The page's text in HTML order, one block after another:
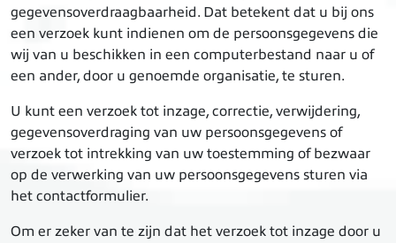
gegevensoverdraagbaarheid. Dat betekent dat u bij ons
een verzoek kunt indienen om de persoonsgegevens die
wij van u beschikken in een computerbestand naar u of
een ander, door u genoemde organisatie, te sturen.
U kunt een verzoek tot inzage, correctie, verwijdering,
gegevensoverdraging van uw persoonsgegevens of
verzoek tot intrekking van uw toestemming of bezwaar
op de verwerking van uw persoonsgegevens sturen via
het contactformulier.
Om er zeker van te zijn dat het verzoek tot inzage door u